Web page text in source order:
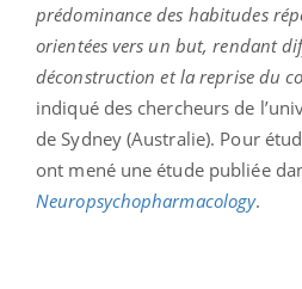
prédominance des habitudes
orientées vers un but, rendant
déconstruction et la reprise du
indiqué des chercheurs de
de Sydney (Australie). Pour
ont mené une étude publiée
Neuropsychopharmacology.